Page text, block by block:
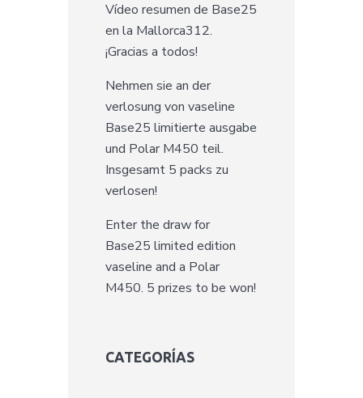
Vídeo resumen de Base25
en la Mallorca312.
¡Gracias a todos!
Nehmen sie an der
verlosung von vaseline
Base25 limitierte ausgabe
und Polar M450 teil.
Insgesamt 5 packs zu
verlosen!
Enter the draw for
Base25 limited edition
vaseline and a Polar
M450. 5 prizes to be won!
CATEGORÍAS